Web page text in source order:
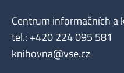
Centrum informačních a
tel.: +420 224 095 581
knihovna@vse.cz